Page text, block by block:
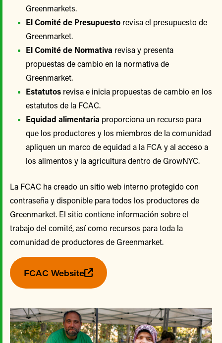
Greenmarkets.
El Comité de Presupuesto revisa el presupuesto de
Greenmarket.
El Comité de Normativa revisa y presenta
propuestas de cambio en la normativa de
Greenmarket.
Estatutos revisa e inicia propuestas de cambio en los
estatutos de la FCAC.
Equidad alimentaria proporciona un recurso para
que los productores y los miembros de la comunidad
apliquen un marco de equidad a la FCA y al acceso a
los alimentos y la agricultura dentro de GrowNYC.
La FCAC ha creado un sitio web interno protegido con
contraseña y disponible para todos los productores de
Greenmarket. El sitio contiene información sobre el
trabajo del comité, así como recursos para toda la
comunidad de productores de Greenmarket.
FCAC Website